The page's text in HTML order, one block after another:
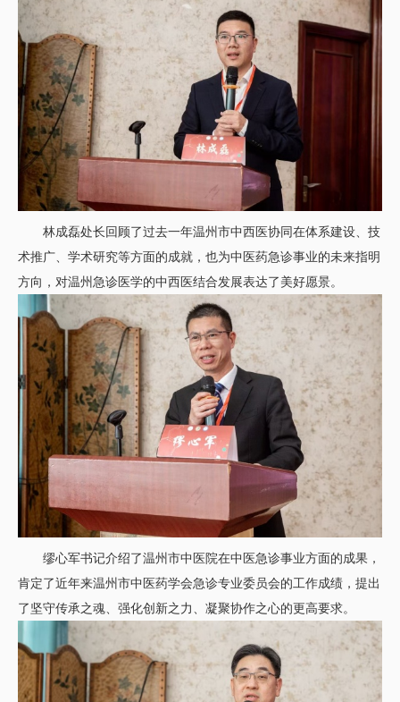
林成磊处长回顾了过去一年温州市中西医协同在体系建设、技
术推广、学术研究等方面的成就，也为中医药急诊事业的未来指明
方向，对温州急诊医学的中西医结合发展表达了美好愿景。
缪心军书记介绍了温州市中医院在中医急诊事业方面的成果，
肯定了近年来温州市中医药学会急诊专业委员会的工作成绩，提出
了坚守传承之魂、强化创新之力、凝聚协作之心的更高要求。